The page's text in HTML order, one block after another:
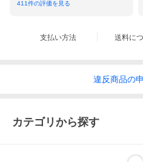
411件の評価を見る
支払い方法 送料に
違反商品の
カテゴリから探す